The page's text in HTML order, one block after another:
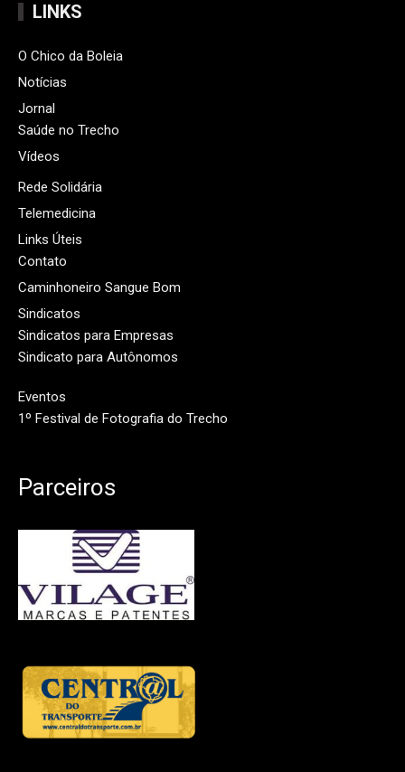
LINKS
O Chico da Boleia
Notícias
Jornal
Saúde no Trecho
Vídeos
Rede Solidária
Telemedicina
Links Úteis
Contato
Caminhoneiro Sangue Bom
Sindicatos
Sindicatos para Empresas
Sindicato para Autônomos
Eventos
1º Festival de Fotografia do Trecho
Parceiros